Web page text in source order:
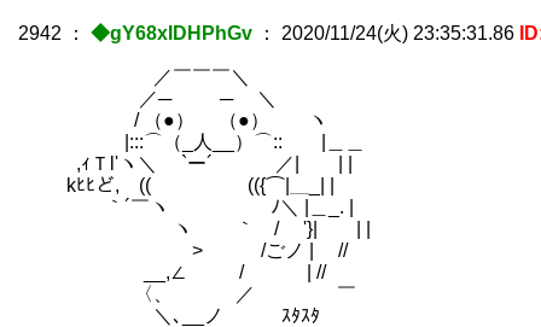
2942 ： ◆gY68xIDHPhGv ： 2020/11/24(火) 23:35:31.86
／￣￣￣＼
／─ ─ ＼
/ （●） （●） ヽ
|:::⌒（_人__）⌒:: |＿＿
,ｨＴl'ヽ＼ `ー´ ／| | |
kﾋﾋど, (( (({⌒|＿_| |
｀´￣ヽ ﾉ＼ |＿_. |
ヽ ｀ / '}| | |
> /ごノ | //
__,∠ / | //
〈、 ／ ￣
＼､__ノ ｽﾀｽﾀ